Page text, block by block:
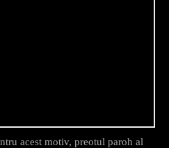
acest motiv, preotul paroh al